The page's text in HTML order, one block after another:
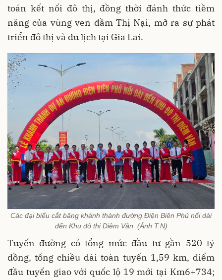
toán kết nối đô thị, đồng thời đánh thức tiềm
năng của vùng ven đầm Thị Nại, mở ra sự phát
triển đô thị và du lịch tại Gia Lai.
Các đại biểu cắt băng khánh thành đường Điện Biên Phủ nối dài
đến Khu đô thị Diêm Vân. (Ảnh T.N)
Tuyến đường có tổng mức đầu tư gần 520 tỷ
đồng, tổng chiều dài toàn tuyến 1,59 km, điểm
đầu tuyến giao với quốc lộ 19 mới tại Km6+734;